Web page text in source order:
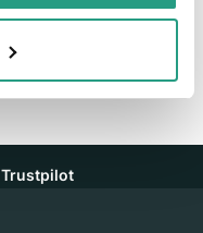
Trustpilot